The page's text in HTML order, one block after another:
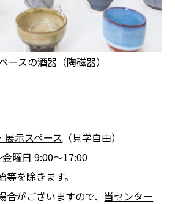
ースの酒器（陶磁器）
展示スペース （見学自由）
曜日 9:00～17:00
を除きます。
がございますので、 当センター